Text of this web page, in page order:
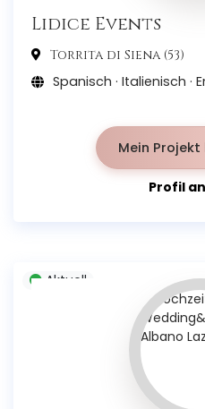
Lidice Events
Torrita di Siena (53)
Spanisch · Italienisch ·
Mein
Profil
Aktuell